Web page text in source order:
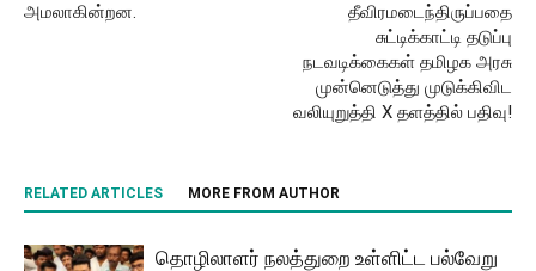
அமலாகின்றன.
தீவிரமடைந்திருப்பதை
சுட்டிக்காட்டி தடுப்பு
நடவடிக்கைகள் தமிழக அரசு
முன்னெடுத்து முடுக்கிவிட
வலியுறுத்தி X தளத்தில் பதிவு!
RELATED ARTICLES MORE FROM AUTHOR
தொழிலாளர் நலத்துறை உள்ளிட்ட பல்வேறு